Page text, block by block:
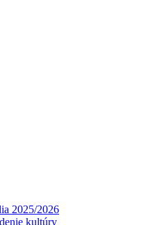
2025/2026
kultúry